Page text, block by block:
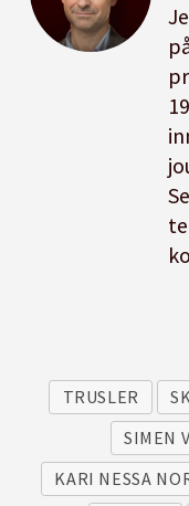
TRUSLER
SIMEN
KARI NESSA